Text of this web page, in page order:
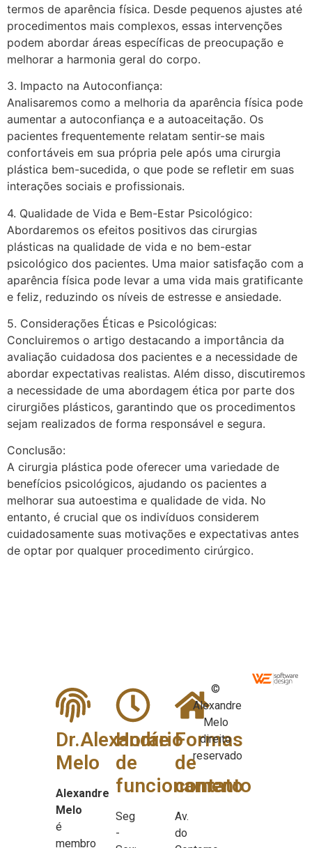
termos de aparência física. Desde pequenos ajustes até
procedimentos mais complexos, essas intervenções
podem abordar áreas específicas de preocupação e
melhorar a harmonia geral do corpo.
3. Impacto na Autoconfiança:
Analisaremos como a melhoria da aparência física pode
aumentar a autoconfiança e a autoaceitação. Os
pacientes frequentemente relatam sentir-se mais
confortáveis em sua própria pele após uma cirurgia
plástica bem-sucedida, o que pode se refletir em suas
interações sociais e profissionais.
4. Qualidade de Vida e Bem-Estar Psicológico:
Abordaremos os efeitos positivos das cirurgias
plásticas na qualidade de vida e no bem-estar
psicológico dos pacientes. Uma maior satisfação com a
aparência física pode levar a uma vida mais gratificante
e feliz, reduzindo os níveis de estresse e ansiedade.
5. Considerações Éticas e Psicológicas:
Concluiremos o artigo destacando a importância da
avaliação cuidadosa dos pacientes e a necessidade de
abordar expectativas realistas. Além disso, discutiremos
a necessidade de uma abordagem ética por parte dos
cirurgiões plásticos, garantindo que os procedimentos
sejam realizados de forma responsável e segura.
Conclusão:
A cirurgia plástica pode oferecer uma variedade de
benefícios psicológicos, ajudando os pacientes a
melhorar sua autoestima e qualidade de vida. No
entanto, é crucial que os indivíduos considerem
cuidadosamente suas motivações e expectativas antes
de optar por qualquer procedimento cirúrgico.
Dr.Alexandre
Melo
Alexandre
Melo
é
membro
Horário
de
funcionamento
Seg
-
Formas
de
contato
Av.
do
©
Alexandre
Melo
direito
reservado